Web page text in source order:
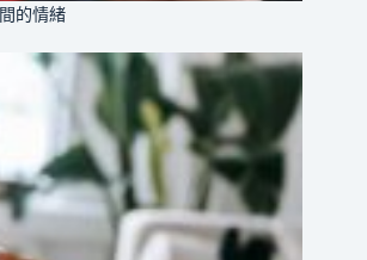
的情緒